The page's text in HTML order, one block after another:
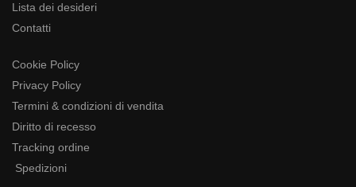
Lista dei desideri
Contatti
Cookie Policy
Privacy Policy
Termini & condizioni di vendita
Diritto di recesso
Tracking ordine
Spedizioni